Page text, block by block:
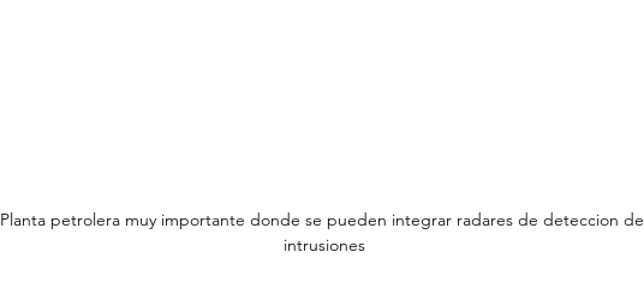
Planta petrolera muy importante donde se pueden integrar radares de deteccion de
intrusiones